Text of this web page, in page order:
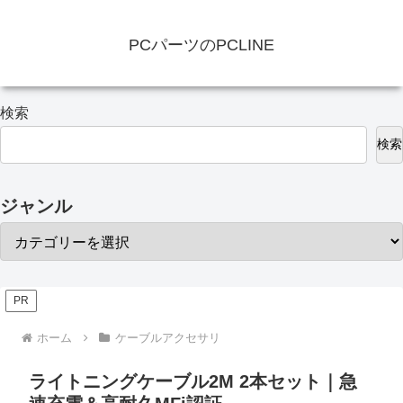
PCパーツのPCLINE
検索
検索
ジャンル
PR
ホーム ケーブルアクセサリ
ライトニングケーブル2M 2本セット｜急